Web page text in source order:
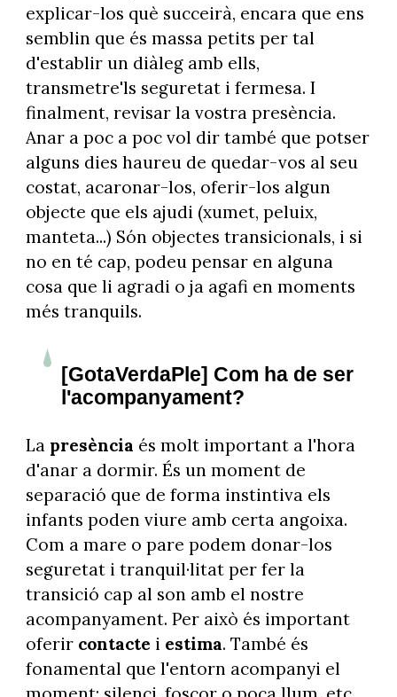
explicar-los què succeirà, encara que ens
semblin que és massa petits per tal
d'establir un diàleg amb ells,
transmetre'ls seguretat i fermesa. I
finalment, revisar la vostra presència.
Anar a poc a poc vol dir també que potser
alguns dies haureu de quedar-vos al seu
costat, acaronar-los, oferir-los algun
objecte que els ajudi (xumet, peluix,
manteta...) Són objectes transicionals, i si
no en té cap, podeu pensar en alguna
cosa que li agradi o ja agafi en moments
més tranquils.
[GotaVerdaPle] Com ha de ser
l'acompanyament?
Lapresència és molt important a l'hora
d'anar a dormir. És un moment de
separació que de forma instintiva els
infants poden viure amb certa angoixa.
Com a mare o pare podem donar-los
seguretat i tranquil·litat per fer la
transició cap al son amb el nostre
acompanyament. Per això és important
oferir contacte i estima. També és
fonamental que l'entorn acompanyi el